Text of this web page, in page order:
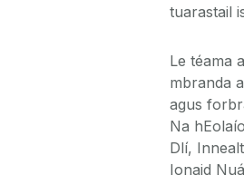
tuarastail
Le téama
mbranda
agus
Na
Dlí,
Ionaid